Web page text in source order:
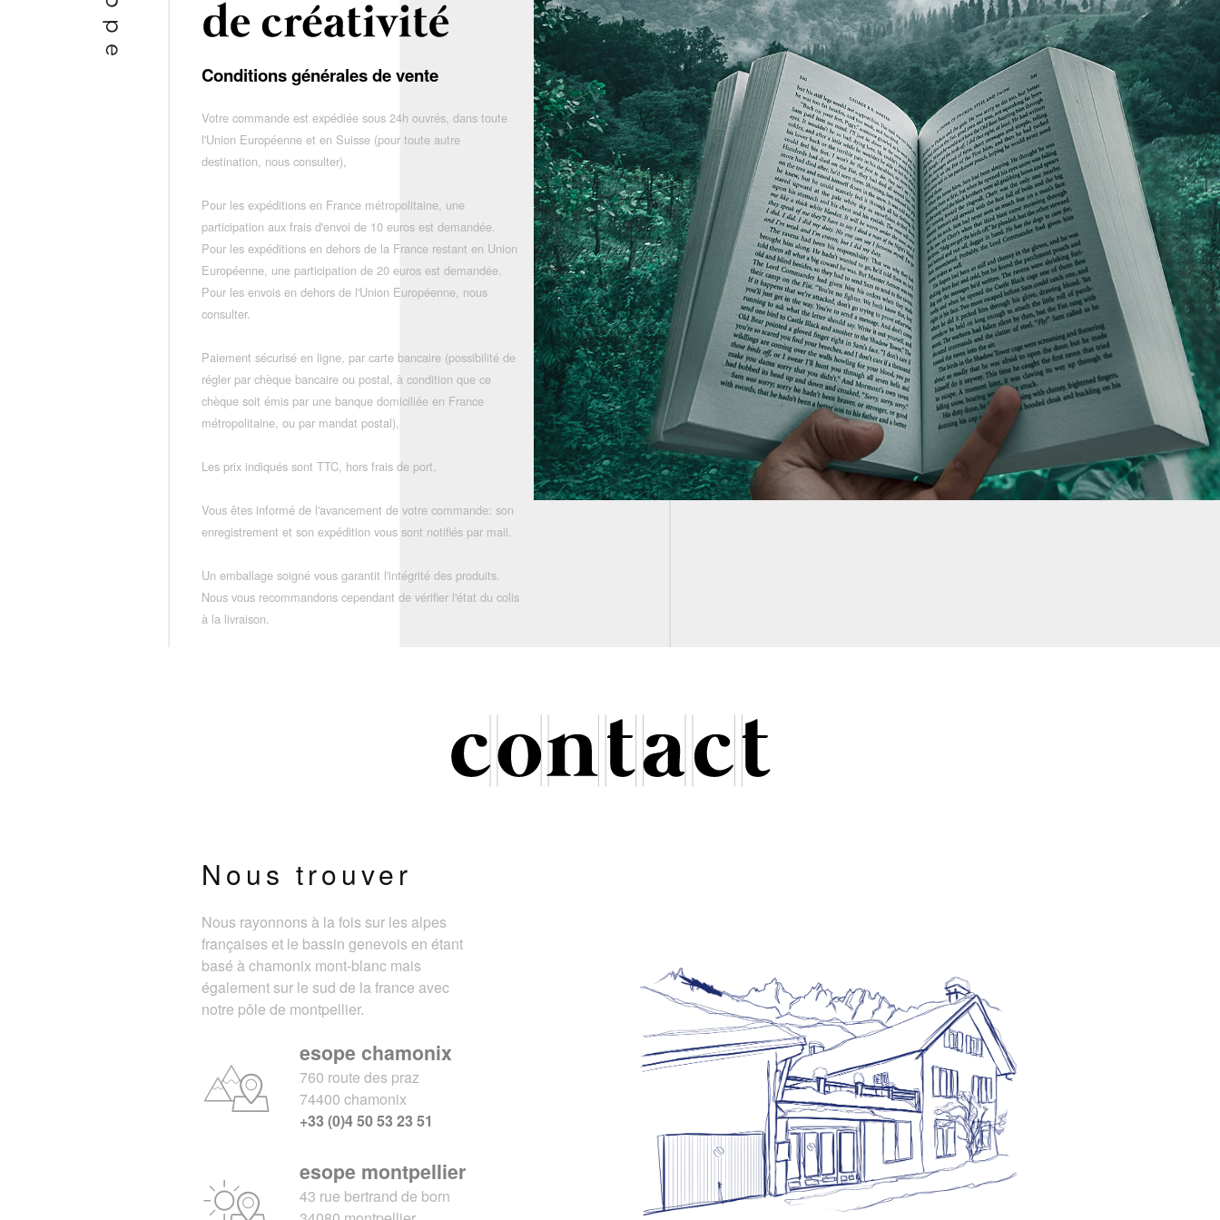
Conditions générales de vente
Votre commande est expédiée sous 24h ouvrés, dans toute
l'Union Européenne et en Suisse (pour toute autre
destination, nous consulter),
Pour les expéditions en France métropolitaine, une
participation aux frais d'envoi de 10 euros est demandée.
Pour les expéditions en dehors de la France restant en Union
Européenne, une participation de 20 euros est demandée.
Pour les envois en dehors de l'Union Européenne, nous
consulter.
Paiement sécurisé en ligne, par carte bancaire (possibilité de
régler par chèque bancaire ou postal, à condition que ce
chèque soit émis par une banque domiciliée en France
métropolitaine, ou par mandat postal),
Les prix indiqués sont TTC, hors frais de port,
Vous êtes informé de l'avancement de votre commande: son
enregistrement et son expédition vous sont notifiés par mail.
Un emballage soigné vous garantit l'intégrité des produits.
Nous vous recommandons cependant de vérifier l'état du colis
à la livraison.
Nous trouver
Nous rayonnons à la fois sur les alpes
françaises et le bassin genevois en étant
basé à chamonix mont-blanc mais
également sur le sud de la france avec
notre pôle de montpellier.
esope chamonix
760 route des praz
74400 chamonix
+33 (0)4 50 53 23 51
esope montpellier
43 rue bertrand de born